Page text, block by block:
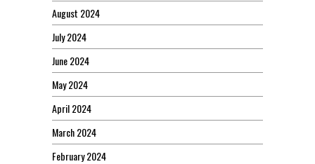
August 2024
July 2024
June 2024
May 2024
April 2024
March 2024
February 2024